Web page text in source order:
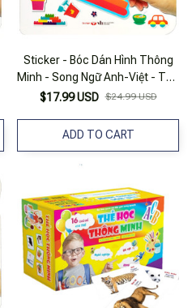
Sticker - Bóc Dán Hình Thông
Minh - Song Ngữ Anh-Việt - Tập
2
$17.99 USD $24.99 USD
ADD TO CART